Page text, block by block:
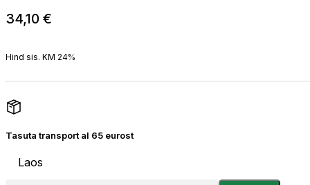
34,10 €
Hind sis. KM 24%
Tasuta transport al 65 eurost
Laos